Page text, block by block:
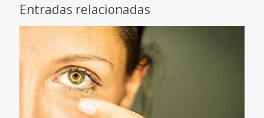
Entradas relacionadas